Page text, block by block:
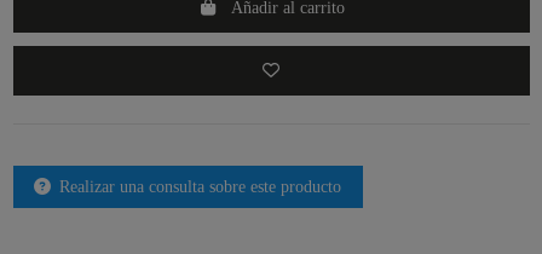
Añadir al carrito
Realizar una consulta sobre este producto